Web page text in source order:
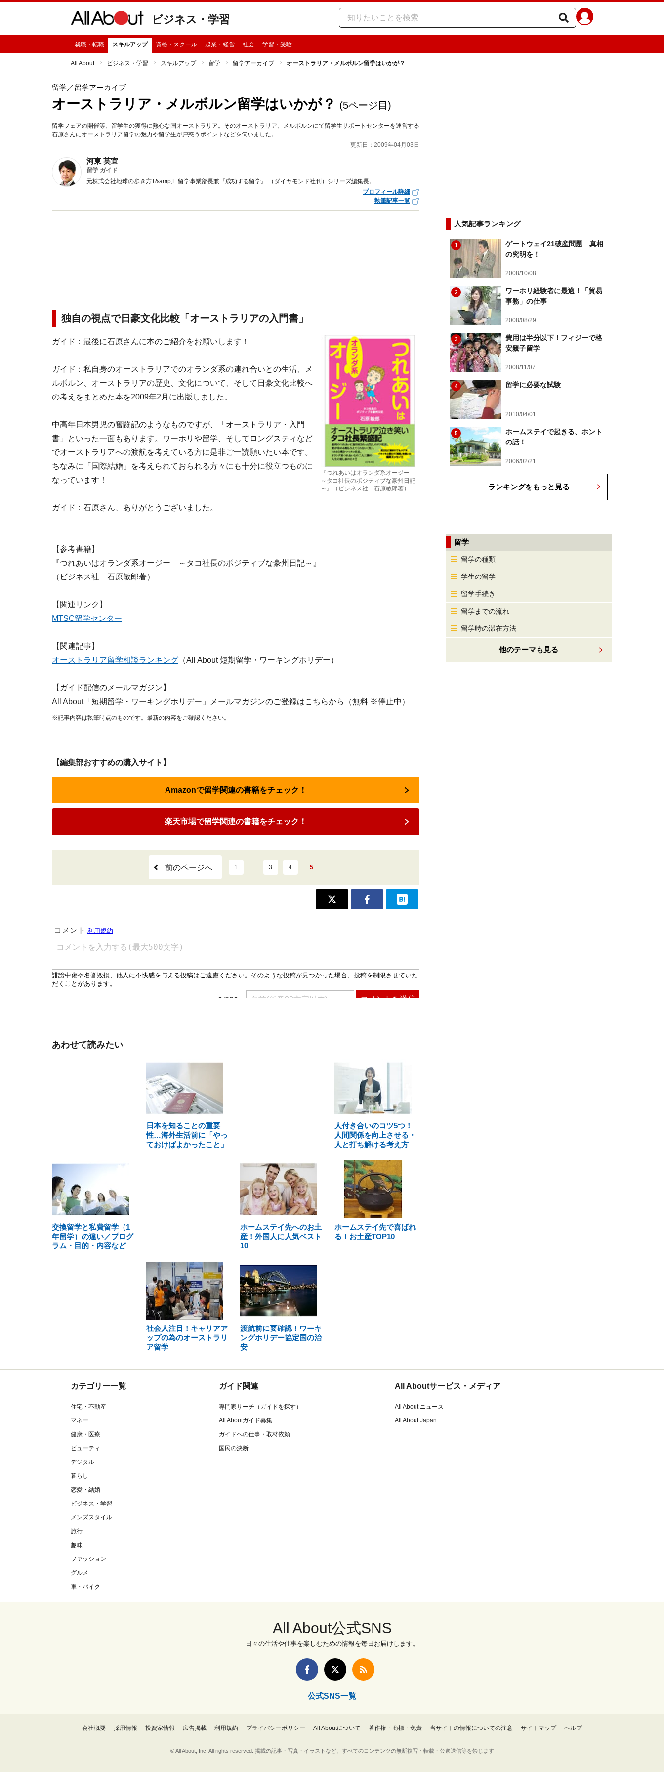
ビジネス・学習
就職・転職 スキルアップ 資格・スクール 起業・経営 社会 学習・受験
All About ビジネス・学習 スキルアップ 留学 留学アーカイブ オーストラリア・メルボルン留学はいかが？
留学／留学アーカイブ
オーストラリア・メルボルン留学はいかが？ (5ページ目)
留学フェアの開催等、留学生の獲得に熱心な国オーストラリア。そのオーストラリア、メルボルンにて留学生サポートセンターを運営する
石原さんにオーストラリア留学の魅力や留学生が戸惑うポイントなどを伺いました。
更新日：2009年04月03日
河東 英宜
留学 ガイド
元株式会社地球の歩き方T&amp;E 留学事業部長兼『成功する留学』 （ダイヤモンド社刊）シリーズ編集長。
プロフィール詳細
執筆記事一覧
独自の視点で日豪文化比較「オーストラリアの入門書」
『つれあいはオランダ系オージー
～タコ社長のポジティブな豪州日記
～』（ビジネス社 石原敏郎著）
ガイド： 最後に石原さんに本のご紹介をお願いします！
ガイド： 私自身のオーストラリアでのオランダ系の連れ合いとの生活、メ
ルボルン、オーストラリアの歴史、文化について、そして日豪文化比較へ
の考えをまとめた本を2009年2月に出版しました。
中高年日本男児の奮闘記のようなものですが、「オーストラリア・入門
書」といった一面もあります。ワーホリや留学、そしてロングスティなど
でオーストラリアへの渡航を考えている方に是非ご一読願いたい本です。
ちなみに「国際結婚」を考えられておられる方々にも十分に役立つものに
なっています！
ガイド： 石原さん、ありがとうございました。
【参考書籍】
『つれあいはオランダ系オージー ～タコ社長のポジティブな豪州日記～』
（ビジネス社 石原敏郎著）
【関連リンク】
MTSC留学センター
【関連記事】
オーストラリア留学相談ランキング （All About 短期留学・ワーキングホリデー）
【ガイド配信のメールマガジン】
All About「短期留学・ワーキングホリデー」メールマガジンのご登録はこちらから（無料 ※停止中）
※記事内容は執筆時点のものです。最新の内容をご確認ください。
【編集部おすすめの購入サイト】
Amazonで留学関連の書籍をチェック！
楽天市場で留学関連の書籍をチェック！
前のページへ 1 … 3 4 5
あわせて読みたい
日本を知ることの重要
性…海外生活前に「やっ
ておけばよかったこと」
人付き合いのコツ5つ！
人間関係を向上させる・
人と打ち解ける考え方
交換留学と私費留学（1
年留学）の違い／プログ
ラム・目的・内容など
ホームステイ先へのお土
産！外国人に人気ベスト
10
ホームステイ先で喜ばれ
る！お土産TOP10
社会人注目！キャリアア
ップの為のオーストラリ
ア留学
渡航前に要確認！ワーキ
ングホリデー協定国の治
安
人気記事ランキング
1
ゲートウェイ21破産問題 真相
の究明を！
2008/10/08
2
ワーホリ経験者に最適！「貿易
事務」の仕事
2008/08/29
3
費用は半分以下！フィジーで格
安親子留学
2008/11/07
4 留学に必要な試験
2010/04/01
5
ホームステイで起きる、ホント
の話！
2006/02/21
ランキングをもっと見る
留学
留学の種類
学生の留学
留学手続き
留学までの流れ
留学時の滞在方法
他のテーマも見る
カテゴリー一覧
住宅・不動産
マネー
健康・医療
ビューティ
デジタル
暮らし
恋愛・結婚
ビジネス・学習
メンズスタイル
旅行
趣味
ファッション
グルメ
車・バイク
ガイド関連
専門家サーチ（ガイドを探す）
All Aboutガイド募集
ガイドへの仕事・取材依頼
国民の決断
All Aboutサービス・メディア
All About ニュース
All About Japan
All About公式SNS
日々の生活や仕事を楽しむための情報を毎日お届けします。
公式SNS一覧
会社概要 採用情報 投資家情報 広告掲載 利用規約 プライバシーポリシー All Aboutについて 著作権・商標・免責 当サイトの情報についての注意 サイトマップ ヘルプ
© All About, Inc. All rights reserved. 掲載の記事・写真・イラストなど、すべてのコンテンツの無断複写・転載・公衆送信等を禁じます